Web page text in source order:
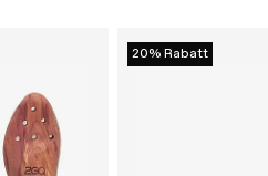
20% Rabatt